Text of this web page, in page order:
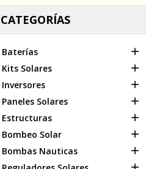
CATEGORÍAS
Baterías 
Kits Solares 
Inversores 
Paneles Solares 
Estructuras 
Bombeo Solar 
Bombas Nauticas 